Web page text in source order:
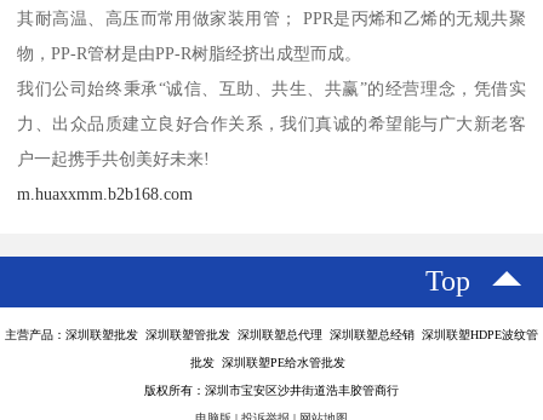
其耐高温、高压而常用做家装用管； PPR是丙烯和乙烯的无规共聚
物，PP-R管材是由PP-R树脂经挤出成型而成。
我们公司始终秉承“诚信、互助、共生、共赢”的经营理念，凭借实
力、出众品质建立良好合作关系，我们真诚的希望能与广大新老客
户一起携手共创美好未来!
m.huaxxmm.b2b168.com
Top
主营产品：深圳联塑批发 深圳联塑管批发 深圳联塑总代理 深圳联塑总经销 深圳联塑HDPE波纹管
批发 深圳联塑PE给水管批发
版权所有：深圳市宝安区沙井街道浩丰胶管商行